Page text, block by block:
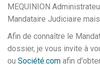
MEQUINION
Mandataire Judiciaire
Afin de connaître le
dossier, je vous invite à
ou Société.com afin